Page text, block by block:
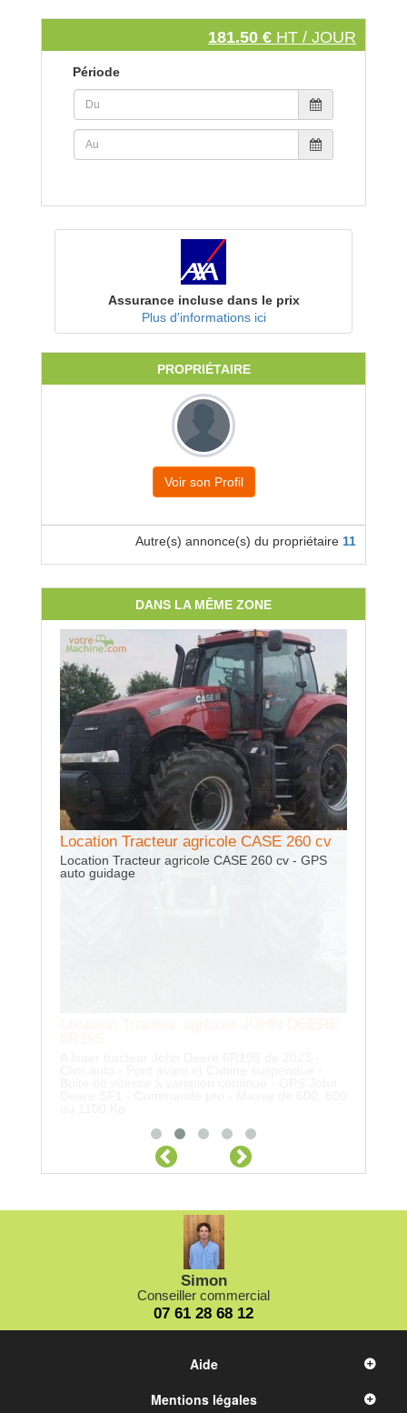
181.50 € HT / JOUR
Période
Assurance incluse dans le prix
Plus d'informations ici
PROPRIÉTAIRE
Voir son Profil
Autre(s) annonce(s) du propriétaire 11
DANS LA MÊME ZONE
Location Tracteur agricole CASE 260 cv
Location Tracteur agricole CASE 260 cv - GPS
auto guidage
Simon
Conseiller commercial
07 61 28 68 12
Aide
Mentions légales